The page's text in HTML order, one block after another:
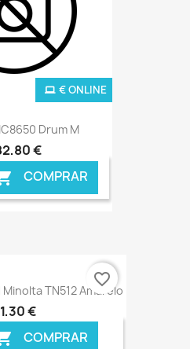
Drum M
€
COMPRAR
€ ONLINE
TN512 Amarelo
€
COMPRAR
favorite_border